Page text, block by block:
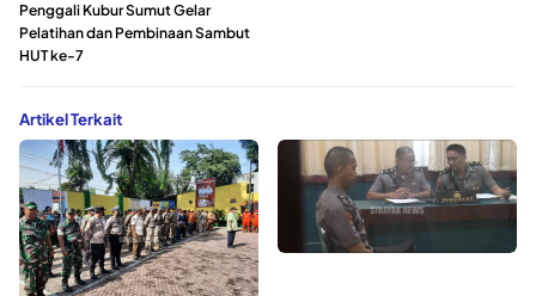
Penggali Kubur Sumut Gelar
Pelatihan dan Pembinaan Sambut
HUT ke-7
Artikel Terkait